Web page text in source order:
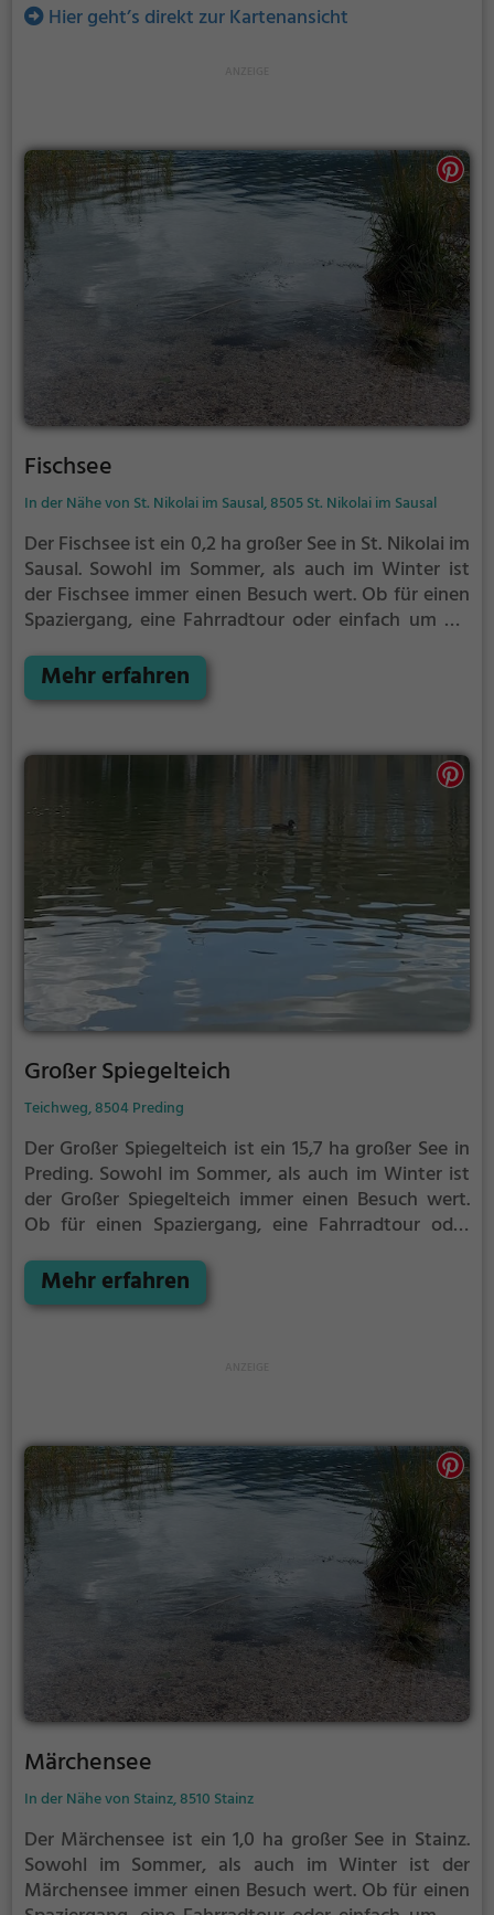
Hier geht’s direkt zur Kartenansicht
Fischsee
In der Nähe von St. Nikolai im Sausal, 8505 St. Nikolai im Sausal
Der Fischsee ist ein 0,2 ha großer See in St. Nikolai im
Sausal. Sowohl im Sommer, als auch im Winter ist
der Fischsee immer einen Besuch wert. Ob für einen
Spaziergang, eine Fahrradtour oder einfach um die
Möglichkeiten für Freizeitaktivitäten.
Mehr erfahren
Großer Spiegelteich
Teichweg, 8504 Preding
Der Großer Spiegelteich ist ein 15,7 ha großer See in
Preding. Sowohl im Sommer, als auch im Winter ist
der Großer Spiegelteich immer einen Besuch wert.
Ob für einen Spaziergang, eine Fahrradtour oder
Spiegelteich bietet zahlreiche Möglichkeiten für
Freizeitaktivitäten.
Mehr erfahren
Märchensee
In der Nähe von Stainz, 8510 Stainz
Der Märchensee ist ein 1,0 ha großer See in Stainz.
Sowohl im Sommer, als auch im Winter ist der
Märchensee immer einen Besuch wert. Ob für einen